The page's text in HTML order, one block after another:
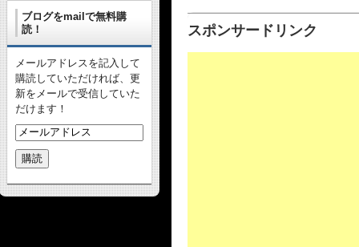
スポンサードリンク
ブログをmailで無料購
読！
メールアドレスを記入して
購読していただければ、更
新をメールで受信していた
だけます！